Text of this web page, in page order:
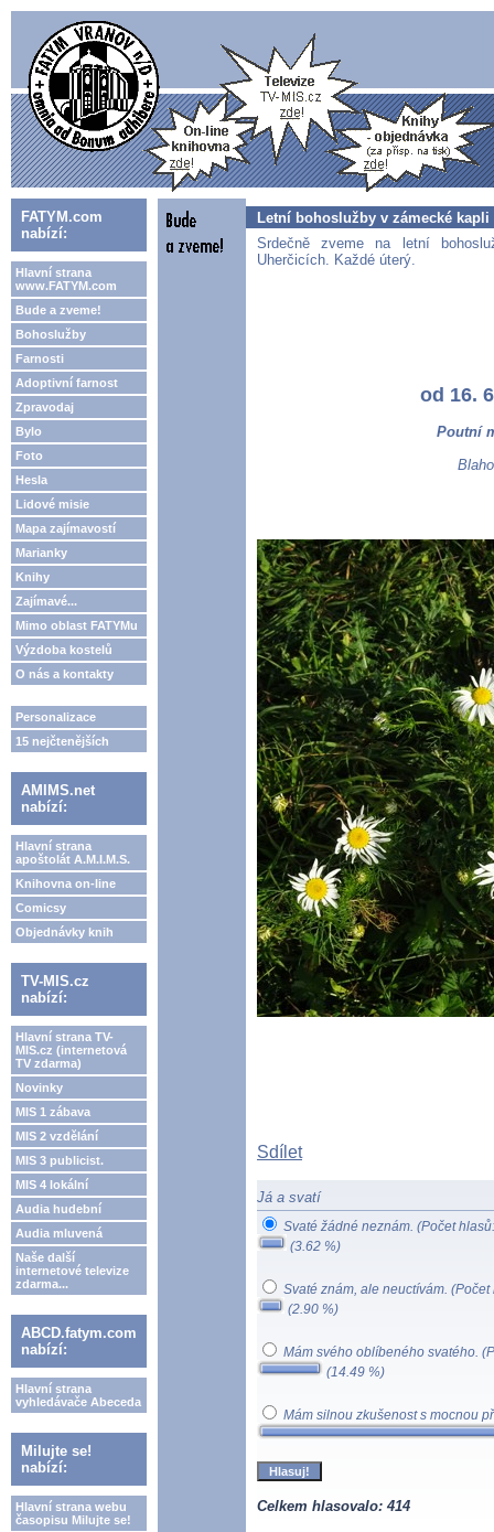
FATYM.com
nabízí:
Hlavní strana
www.FATYM.com
Bude a zveme!
Bohoslužby
Farnosti
Adoptivní farnost
Zpravodaj
Bylo
Foto
Hesla
Lidové misie
Mapa zajímavostí
Marianky
Knihy
Zajímavé...
Mimo oblast FATYMu
Výzdoba kostelů
O nás a kontakty
Personalizace
15 nejčtenějších
AMIMS.net
nabízí:
Hlavní strana
apoštolát A.M.I.M.S.
Knihovna on-line
Comicsy
Objednávky knih
TV-MIS.cz
nabízí:
Hlavní strana TV-
MIS.cz (internetová
TV zdarma)
Novinky
MIS 1 zábava
MIS 2 vzdělání
MIS 3 publicist.
MIS 4 lokální
Audia hudební
Audia mluvená
Naše další
internetové televize
zdarma...
ABCD.fatym.com
nabízí:
Hlavní strana
vyhledávače Abeceda
Milujte se!
nabízí:
Hlavní strana webu
časopisu Milujte se!
Letní bohoslužby v zámecké
Srdečně zveme na letní
Uherčicích. Každé úterý.
od 16.
Poutní
Sdílet
Já a svatí
Svaté žádné neznám. (Počet
(3.62 %)
Svaté znám, ale neuctívám. (Počet
(2.90 %)
Mám svého oblíbeného svatého.
(14.49 %)
Mám silnou zkušenost s mocnou
Celkem hlasovalo: 414